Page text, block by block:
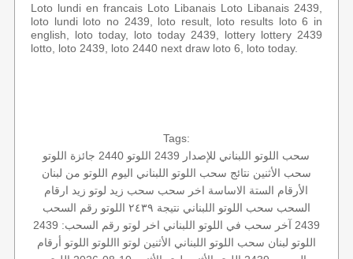
Loto lundi en francais Loto Libanais Loto Libanais 2439,
loto lundi loto no 2439, loto result, loto results loto 6 in
english, loto today, loto today 2439, lottery lottery 2439
lotto, loto 2439, loto 2440 next draw loto 6, loto today.
Tags:
سحب اللوتو اللبناني للإصدار 2439
اللوتو 2440
جائزة اللوتو
سحب الأثنين نتائج سحب اللوتو اللبناني اليوم اللوتو من لبنان
الأرقام الستة الاساسة اخر سحب سحب زيد لوتو زيد ارقام
السحب سحب اللوتو اللبناني نتيجة ٢٤٣٩
اللوتو رقم السحب
2439 آخر سحب في اللوتو اللبناني اخر لوتو رقم السحب: 2439
اللوتو لبنان سحب اللوتو اللبناني الأثنين لوتو االلوتو اللوتو أرقام